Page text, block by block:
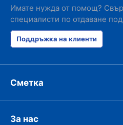
Имате нужда от помощ?
специалисти по отдаване
Поддръжка на клиенти
Сметка
За нас